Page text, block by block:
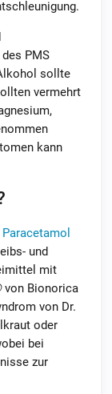
PMS
sollte
vermehrt
kann
Paracetamol
und
mit
von Bionorica
von Dr.
oder
bei
zur